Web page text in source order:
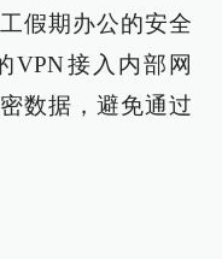
假期办公的安全
VPN接入内部网
数据，避免通过